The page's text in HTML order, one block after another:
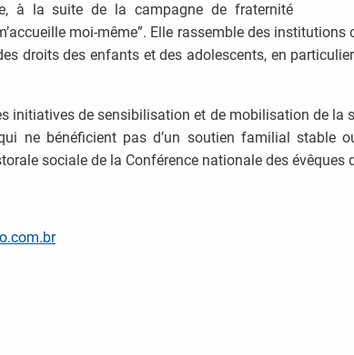
à la suite de la campagne de fraternité
moi-même”. Elle rassemble des
droits des enfants et des adolescents, en
initiatives de sensibilisation et de mobilisation de la
ne bénéficient pas d’un soutien familial stable
sociale de la Conférence nationale des évêques